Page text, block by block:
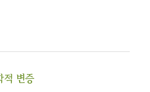
적 변증